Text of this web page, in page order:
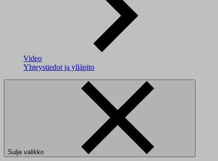
Video
Yhteystiedot ja ylläpito
Sulje valikko